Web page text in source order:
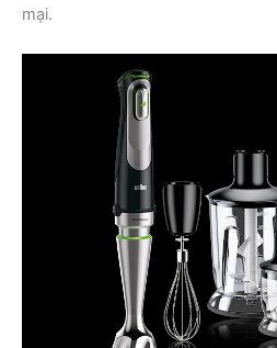
mại.